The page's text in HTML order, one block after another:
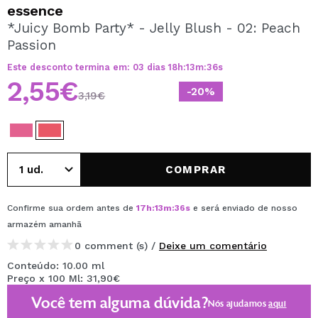
Ao criar uma conta no Maquibeauty.pt pode fazer as suas
compras rapidamente, verificar o estado das suas
essence
*Juicy Bomb Party* - Jelly Blush - 02: Peach
Passion
Este desconto termina em: 03 dias 18h:13m:36s
-20%
2,55€3,19€
COMPRAR
Confirme sua ordem antes de 17h:13m:36s e será enviado de nosso
armazém amanhã
0 comment (s) / Deixe um comentário
Conteúdo: 10.00 ml
Preço x 100 Ml: 31,90€
Você tem alguma dúvida?Nós ajudamosaqui